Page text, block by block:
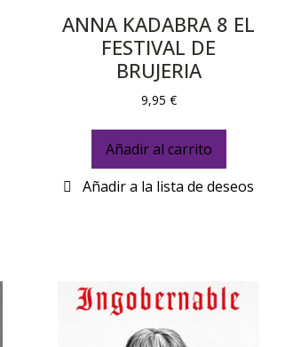
ANNA KADABRA 8 EL
FESTIVAL DE
BRUJERIA
9,95 €
Añadir al carrito